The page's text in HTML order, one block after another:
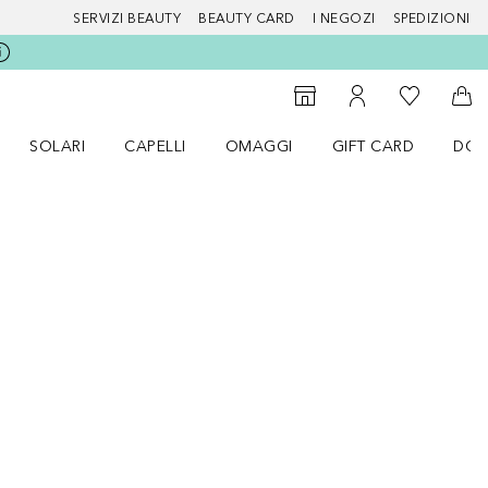
SERVIZI BEAUTY BEAUTY CARD I NEGOZI SPEDIZIONI
StorefinderAl Mio Account
Alla Mia
Al
SOLARI
CAPELLI
OMAGGI
GIFT CARD